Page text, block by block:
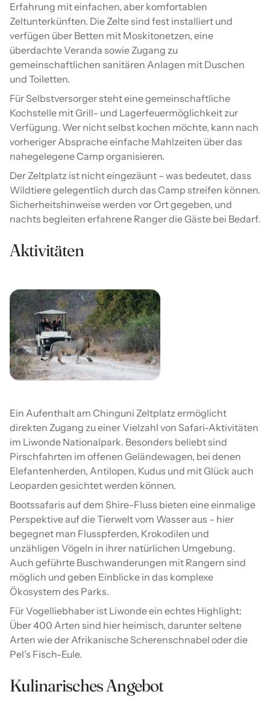
Erfahrung mit einfachen, aber komfortablen
Zeltunterkünften. Die Zelte sind fest installiert und
verfügen über Betten mit Moskitonetzen, eine
überdachte Veranda sowie Zugang zu
gemeinschaftlichen sanitären Anlagen mit Duschen
und Toiletten.
Für Selbstversorger steht eine gemeinschaftliche
Kochstelle mit Grill- und Lagerfeuermöglichkeit zur
Verfügung. Wer nicht selbst kochen möchte, kann nach
vorheriger Absprache einfache Mahlzeiten über das
nahegelegene Camp organisieren.
Der Zeltplatz ist nicht eingezäunt – was bedeutet, dass
Wildtiere gelegentlich durch das Camp streifen können.
Sicherheitshinweise werden vor Ort gegeben, und
nachts begleiten erfahrene Ranger die Gäste bei Bedarf.
Aktivitäten
Ein Aufenthalt am Chinguni Zeltplatz ermöglicht
direkten Zugang zu einer Vielzahl von Safari-Aktivitäten
im Liwonde Nationalpark. Besonders beliebt sind
Pirschfahrten im offenen Geländewagen, bei denen
Elefantenherden, Antilopen, Kudus und mit Glück auch
Leoparden gesichtet werden können.
Bootssafaris auf dem Shire-Fluss bieten eine einmalige
Perspektive auf die Tierwelt vom Wasser aus – hier
begegnet man Flusspferden, Krokodilen und
unzähligen Vögeln in ihrer natürlichen Umgebung.
Auch geführte Buschwanderungen mit Rangern sind
möglich und geben Einblicke in das komplexe
Ökosystem des Parks.
Für Vogelliebhaber ist Liwonde ein echtes Highlight:
Über 400 Arten sind hier heimisch, darunter seltene
Arten wie der Afrikanische Scherenschnabel oder die
Pel’s Fisch-Eule.
Kulinarisches Angebot